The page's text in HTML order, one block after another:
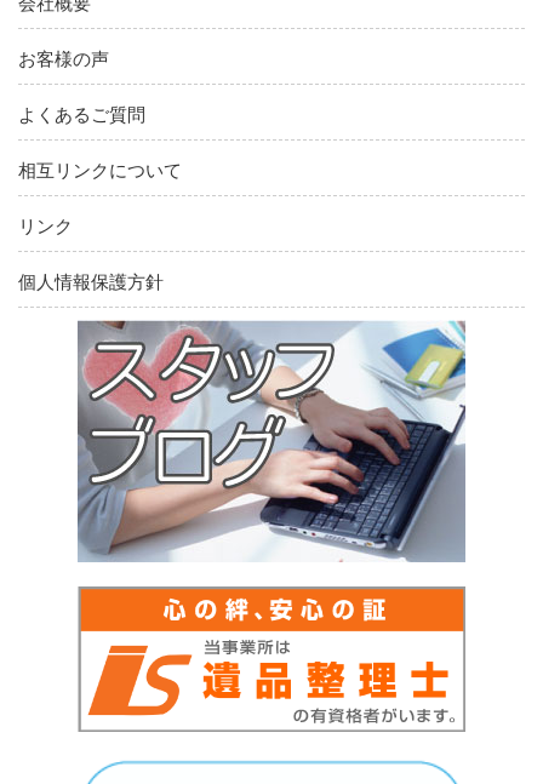
お客様の声
よくあるご質問
相互リンクについて
リンク
個人情報保護方針